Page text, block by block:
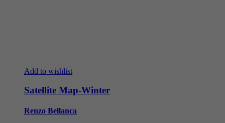
Add to wishlist
Satellite Map-Winter
Renzo Bellanca